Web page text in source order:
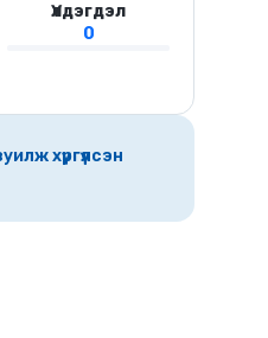
Үлдэгдэл
0
хүргүүлсэн